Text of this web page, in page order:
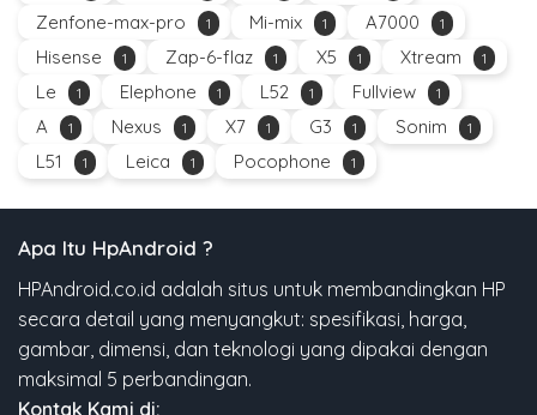
Zenfone-max-pro 1 Mi-mix 1 A7000 1
Hisense 1 Zap-6-flaz 1 X5 1 Xtream 1
Le 1 Elephone 1 L52 1 Fullview 1
A 1 Nexus 1 X7 1 G3 1 Sonim 1
L51 1 Leica 1 Pocophone 1
Apa Itu HpAndroid ?
HPAndroid.co.id adalah situs untuk membandingkan HP
secara detail yang menyangkut: spesifikasi, harga,
gambar, dimensi, dan teknologi yang dipakai dengan
maksimal 5 perbandingan.
Kontak Kami di: